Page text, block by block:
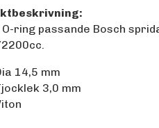
O-ring passande Bosch
14,5 mm
3,0 mm